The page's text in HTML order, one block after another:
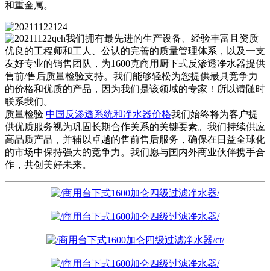
和重金属。
我们拥有最先进的生产设备、经验丰富且资质
优良的工程师和工人、公认的完善的质量管理体系，以及一支
友好专业的销售团队，为1600克商用厨下式反渗透净水器提供
售前/售后质量检验支持。我们能够轻松为您提供最具竞争力
的价格和优质的产品，因为我们是该领域的专家！所以请随时
联系我们。
质量检验 中国反渗透系统和净水器价格我们始终将为客户提
供优质服务视为巩固长期合作关系的关键要素。我们持续供应
高品质产品，并辅以卓越的售前售后服务，确保在日益全球化
的市场中保持强大的竞争力。我们愿与国内外商业伙伴携手合
作，共创美好未来。